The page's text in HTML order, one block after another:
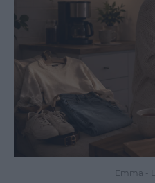
Emma -